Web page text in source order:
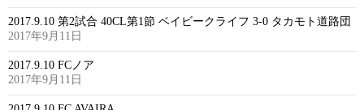
2017.9.10 第2試合 40CL第1節 ベイビークライフ 3-0 タカモト道路団
2017年9月11日
2017.9.10 FCノア
2017年9月11日